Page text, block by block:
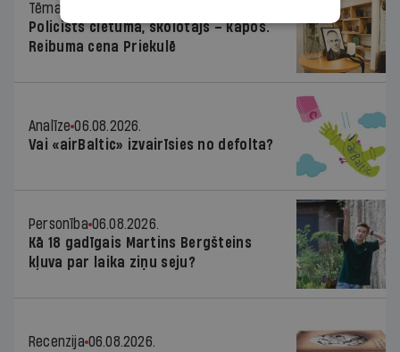
Tēma
Policists cietumā, skolotājs – kapos.
Reibuma cena Priekulē
Analīze 06.08.2026.
Vai «airBaltic» izvairīsies no defolta?
Personība 06.08.2026.
Kā 18 gadīgais Martins Bergšteins
kļuva par laika ziņu seju?
Recenzija 06.08.2026.